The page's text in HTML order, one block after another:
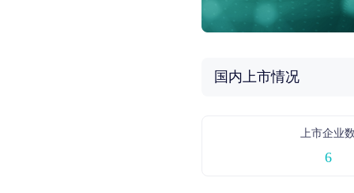
国内上市情况
上市企业
6